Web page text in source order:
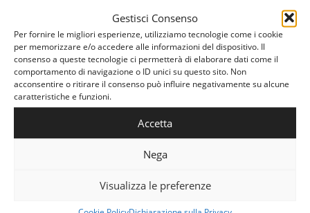
Gestisci Consenso
Per fornire le migliori esperienze, utilizziamo tecnologie come i cookie
per memorizzare e/o accedere alle informazioni del dispositivo. Il
consenso a queste tecnologie ci permetterà di elaborare dati come il
comportamento di navigazione o ID unici su questo sito. Non
acconsentire o ritirare il consenso può influire negativamente su alcune
caratteristiche e funzioni.
Accetta
Nega
Visualizza le preferenze
Biglietti/Tickets
+ Aggiungi a Google Calendar